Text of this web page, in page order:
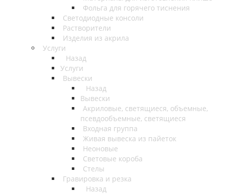
Фольга для горячего тиснения
Светодиодные консоли
Растворители
Изделия из акрила
Услуги
Назад
Услуги
Вывески
Назад
Вывески
Акриловые, светящиеся, объемные,
псевдообъемные, светящиеся
Входная группа
Живая вывеска из пайеток
Неоновые
Световые короба
Стелы
Гравировка и резка
Назад